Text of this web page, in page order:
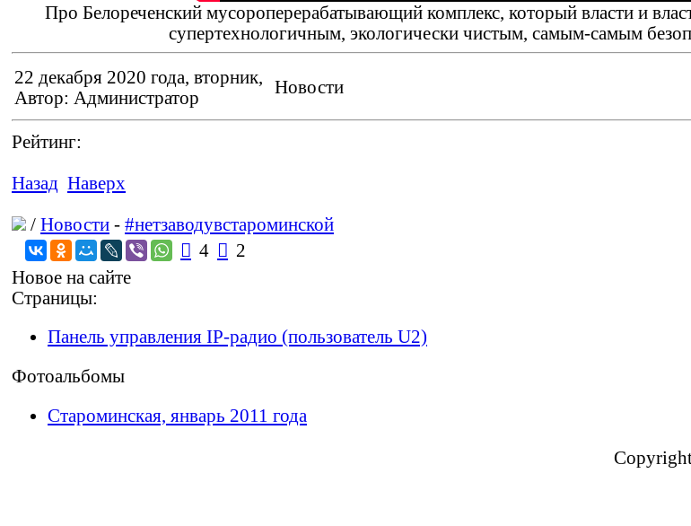
Про Белореченский мусороперерабатывающий комплекс, который власти и
супертехнологичным, экологически чистым, самым-самым
22 декабря 2020 года, вторник,
Автор: Администратор
Новости
Рейтинг:
Назад Наверх
/ Новости - #нетзаводувстароминской
 4  2
Новое на сайте
Страницы:
Панель управления IP-радио (пользователь U2)
Фотоальбомы
Староминская, январь 2011 года